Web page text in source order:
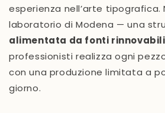
esperienza nell’arte tipografica.
laboratorio di Modena — una
alimentata da fonti rinnovabili
professionisti realizza ogni
con una produzione limitata a
giorno.